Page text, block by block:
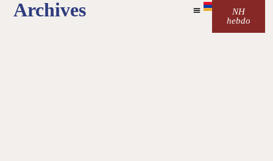
Archives
NH
hebdo